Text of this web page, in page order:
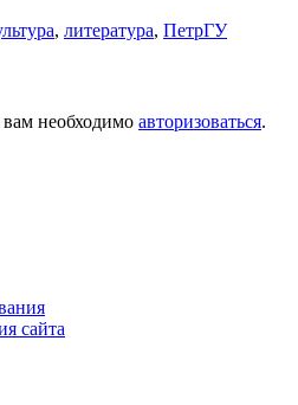
, литература, ПетрГУ
необходимо авторизоваться.
сайта